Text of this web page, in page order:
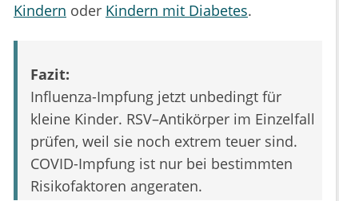
Kindern oder Kindern mit Diabetes.
Fazit:
Influenza-Impfung jetzt unbedingt für
kleine Kinder. RSV–Antikörper im Einzelfall
prüfen, weil sie noch extrem teuer sind.
COVID-Impfung ist nur bei bestimmten
Risikofaktoren angeraten.